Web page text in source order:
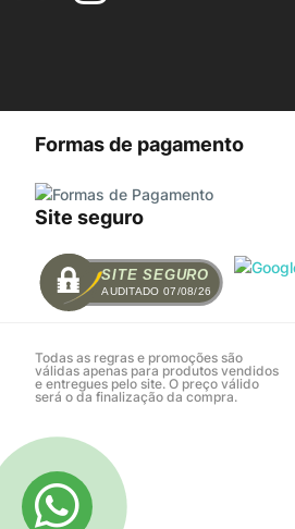
Formas de pagamento
Site seguro
SITE SEGURO
AUDITADO 07/08/26
Todas as regras e promoções são
válidas apenas para produtos vendidos
e entregues pelo site. O preço válido
será o da finalização da compra.